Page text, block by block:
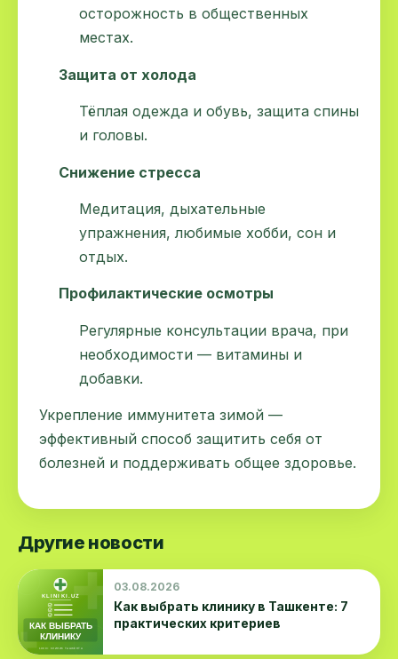
осторожность в общественных
местах.
Защита от холода
Тёплая одежда и обувь, защита спины
и головы.
Снижение стресса
Медитация, дыхательные
упражнения, любимые хобби, сон и
отдых.
Профилактические осмотры
Регулярные консультации врача, при
необходимости — витамины и
добавки.
Укрепление иммунитета зимой —
эффективный способ защитить себя от
болезней и поддерживать общее здоровье.
Другие новости
03.08.2026
Как выбрать клинику в Ташкенте: 7
практических критериев